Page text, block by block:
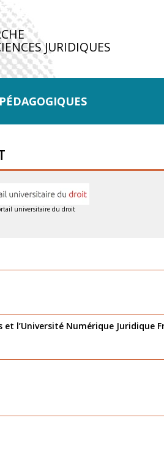
JURIDIQUES
universitaire du droit
l’Université Numérique Juridique